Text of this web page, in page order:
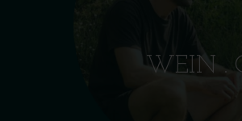
WEIN .